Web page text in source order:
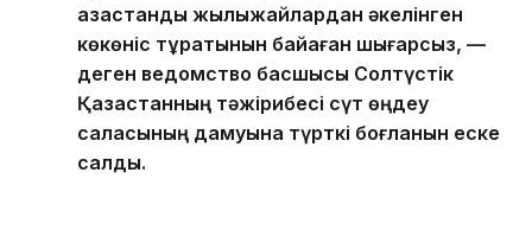
қазақстандық жылыжайлардан әкелінген
көкөніс тұратынын байқаған шығарсыз, —
деген ведомство басшысы Солтүстік
Қазақстанның тәжірибесі сүт өңдеу
саласының дамуына түрткі боғланын еске
салды.